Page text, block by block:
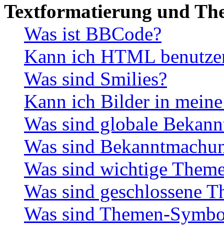
Textformatierung und
Was ist BBCode?
Kann ich HTML
Was sind Smilies?
Kann ich Bilder in
Was sind globale
Was sind
Was sind wichtige
Was sind geschlossene
Was sind Themen-